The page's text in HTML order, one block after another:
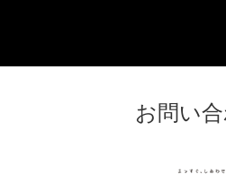
＞
お問い